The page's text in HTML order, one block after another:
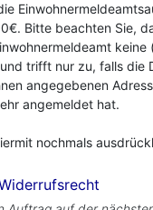
Bitte beachten Sie,
trifft nur zu, falls die
angegebenen
angemeldet hat.
nochmals